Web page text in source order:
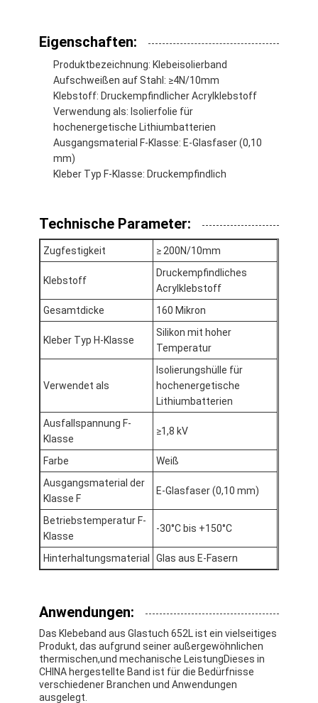
Über uns
Fabrik-Ausflug
Qualitätskontrolle
Treten Sie mit uns in Verbindung
Glasgewebe-Isolierungs-Band
Hitzebeständiges Isolierungs-Band
Glasgewebe-Klebstreifen
Polyimide-Film-Klebstreifen
Aluminiumfolie-Klebstreifen
Folienbeschichtetes Kraftpapier
Aluminiumfolie-Fiberglas-Stoff
Folien-Baumwollstoff-Band
Stoff-Panzerklebeband
Doppeltes mit Seiten versehener Klebstreifen
Präzisions-Feinguss
Elektrische Isolationsplatte
Eigenschaften:
Produktbezeichnung: Klebeisolierband
Aufschweißen auf Stahl: ≥4N/10mm
Klebstoff: Druckempfindlicher Acrylklebstoff
Verwendung als: Isolierfolie für
hochenergetische Lithiumbatterien
Ausgangsmaterial F-Klasse: E-Glasfaser (0,10
mm)
Kleber Typ F-Klasse: Druckempfindlich
Technische Parameter:
Zugfestigkeit ≥ 200N/10mm
Klebstoff
Druckempfindliches
Acrylklebstoff
Gesamtdicke
160 Mikron
Kleber Typ H-Klasse
Silikon mit hoher
Temperatur
Verwendet als
Isolierungshülle für
hochenergetische
Lithiumbatterien
Ausfallspannung F-
Klasse
≥1,8 kV
Farbe
Weiß
Ausgangsmaterial der
Klasse F
E-Glasfaser (0,10 mm)
Betriebstemperatur F-
Klasse
-30°C bis +150°C
Hinterhaltungsmaterial Glas aus E-Fasern
Anwendungen:
Das Klebeband aus Glastuch 652L ist ein vielseitiges
Produkt, das aufgrund seiner außergewöhnlichen
thermischen,und mechanische LeistungDieses in
CHINA hergestellte Band ist für die Bedürfnisse
verschiedener Branchen und Anwendungen
ausgelegt.